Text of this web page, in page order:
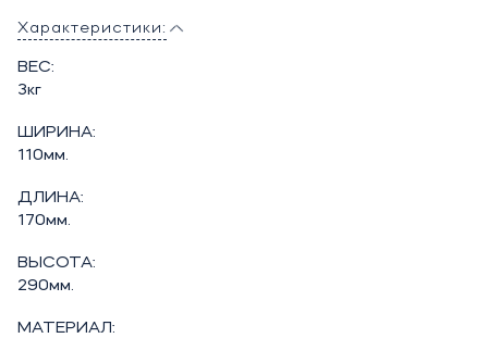
Характеристики:
ВЕС:
3кг
ШИРИНА:
110мм.
ДЛИНА:
170мм.
ВЫСОТА:
290мм.
МАТЕРИАЛ: